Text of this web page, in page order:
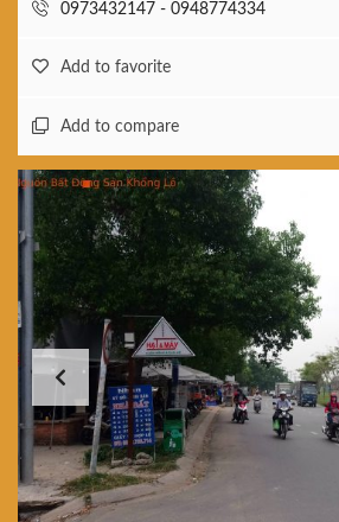
0973432147 - 0948774334
Add to favorite
Add to compare